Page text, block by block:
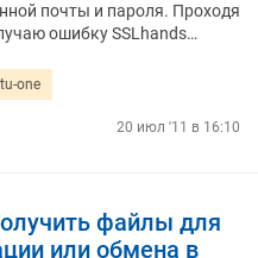
почты и пароля. Проходя
ошибку SSLhands…
one
20 июл '11 в 16:10
файлы для
или обмена в